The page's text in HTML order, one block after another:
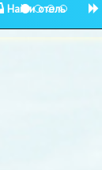
Найти отель